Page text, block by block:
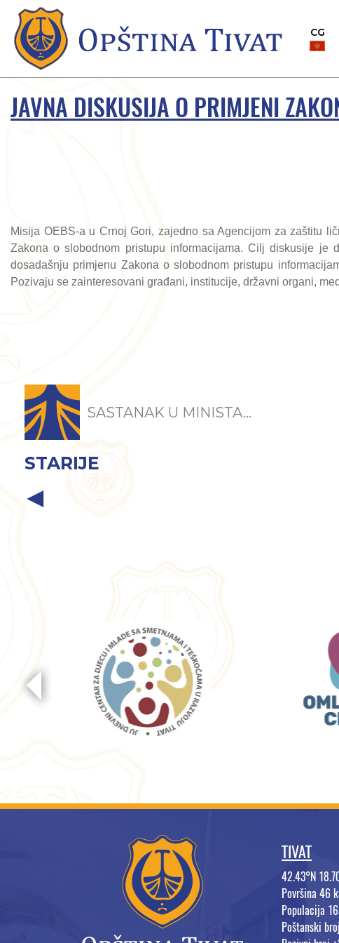
CG
JAVNA DISKUSIJA O PRIMJENI
Misija OEBS-a u Crnoj Gori, zajedno sa Agencijom za zaštitu
Zakona o slobodnom pristupu informacijama. Cilj diskusije je
dosadašnju primjenu Zakona o slobodnom pristupu
Pozivaju se zainteresovani građani, institucije, državni organi,
SASTANAK U MINISTA...
STARIJE
TIVAT
42.43°N
Površina 46
Populacija
Poštanski